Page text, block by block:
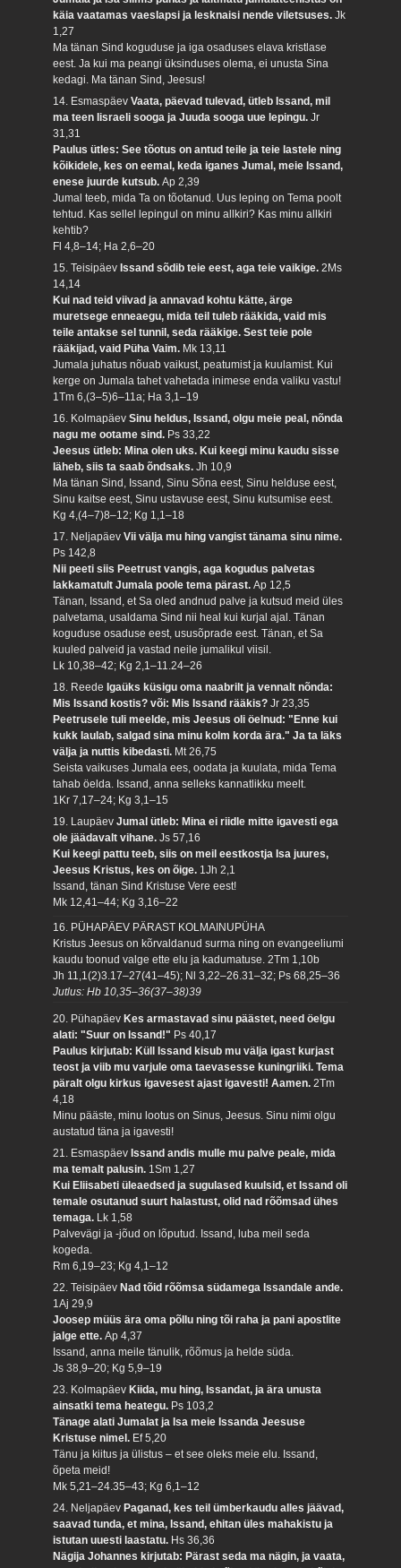
käia vaatamas vaeslapsi ja lesknaisi nende viletsuses.Jk
1,27
Ma tänan Sind koguduse ja iga osaduses elava kristlase
eest. Ja kui ma peangi üksinduses olema, ei unusta Sina
kedagi. Ma tänan Sind, Jeesus!
14. EsmaspäevVaata, päevad tulevad, ütleb Issand, mil
ma teen Iisraeli sooga ja Juuda sooga uue lepingu.Jr
31,31
Paulus ütles: See tõotus on antud teile ja teie lastele ning
kõikidele, kes on eemal, keda iganes Jumal, meie Issand,
enese juurde kutsub.Ap 2,39
Jumal teeb, mida Ta on tõotanud. Uus leping on Tema poolt
tehtud. Kas sellel lepingul on minu allkiri? Kas minu allkiri
kehtib?
Fl 4,8–14; Ha 2,6–20
15. TeisipäevIssand sõdib teie eest, aga teie vaikige.2Ms
14,14
Kui nad teid viivad ja annavad kohtu kätte, ärge
muretsege enneaegu, mida teil tuleb rääkida, vaid mis
teile antakse sel tunnil, seda rääkige. Sest teie pole
rääkijad, vaid Püha Vaim. Mk 13,11
Jumala juhatus nõuab vaikust, peatumist ja kuulamist. Kui
kerge on Jumala tahet vahetada inimese enda valiku vastu!
1Tm 6,(3–5)6–11a; Ha 3,1–19
16. KolmapäevSinu heldus, Issand, olgu meie peal, nõnda
nagu me ootame sind. Ps 33,22
Jeesus ütleb: Mina olen uks. Kui keegi minu kaudu sisse
läheb, siis ta saab õndsaks.Jh 10,9
Ma tänan Sind, Issand, Sinu Sõna eest, Sinu helduse eest,
Sinu kaitse eest, Sinu ustavuse eest, Sinu kutsumise eest.
Kg 4,(4–7)8–12; Kg 1,1–18
17. NeljapäevVii välja mu hing vangist tänama sinu nime.
Ps 142,8
Nii peeti siis Peetrust vangis, aga kogudus palvetas
lakkamatult Jumala poole tema pärast.Ap 12,5
Tänan, Issand, et Sa oled andnud palve ja kutsud meid üles
palvetama, usaldama Sind nii heal kui kurjal ajal. Tänan
koguduse osaduse eest, ususõprade eest. Tänan, et Sa
kuuled palveid ja vastad neile jumalikul viisil.
Lk 10,38–42; Kg 2,1–11.24–26
18. ReedeIgaüks küsigu oma naabrilt ja vennalt nõnda:
Mis Issand kostis? või: Mis Issand rääkis?Jr 23,35
Peetrusele tuli meelde, mis Jeesus oli öelnud: "Enne kui
kukk laulab, salgad sina minu kolm korda ära." Ja ta läks
välja ja nuttis kibedasti. Mt 26,75
Seista vaikuses Jumala ees, oodata ja kuulata, mida Tema
tahab öelda. Issand, anna selleks kannatlikku meelt.
1Kr 7,17–24; Kg 3,1–15
19. LaupäevJumal ütleb: Mina ei riidle mitte igavesti ega
ole jäädavalt vihane.Js 57,16
Kui keegi pattu teeb, siis on meil eestkostja Isa juures,
Jeesus Kristus, kes on õige. 1Jh 2,1
Issand, tänan Sind Kristuse Vere eest!
Mk 12,41–44; Kg 3,16–22
16. PÜHAPÄEV PÄRAST KOLMAINUPÜHA
Kristus Jeesus on kõrvaldanud surma ning on evangeeliumi
kaudu toonud valge ette elu ja kadumatuse.2Tm 1,10b
Jh 11,1(2)3.17–27(41–45); Nl 3,22–26.31–32; Ps 68,25–36
Jutlus: Hb 10,35–36(37–38)39
20. Pühapäev Kes armastavad sinu päästet, need öelgu
alati: "Suur on Issand!" Ps 40,17
Paulus kirjutab: Küll Issand kisub mu välja igast kurjast
teost ja viib mu varjule oma taevasesse kuningriiki. Tema
päralt olgu kirkus igavesest ajast igavesti! Aamen.2Tm
4,18
Minu pääste, minu lootus on Sinus, Jeesus. Sinu nimi olgu
austatud täna ja igavesti!
21. Esmaspäev Issand andis mulle mu palve peale, mida
ma temalt palusin. 1Sm 1,27
Kui Eliisabeti üleaedsed ja sugulased kuulsid, et Issand oli
temale osutanud suurt halastust, olid nad rõõmsad ühes
temaga. Lk 1,58
Palvevägi ja -jõud on lõputud. Issand, luba meil seda
kogeda.
Rm 6,19–23; Kg 4,1–12
22. Teisipäev Nad tõid rõõmsa südamega Issandale ande.
1Aj 29,9
Joosep müüs ära oma põllu ning tõi raha ja pani apostlite
jalge ette.Ap 4,37
Issand, anna meile tänulik, rõõmus ja helde süda.
Js 38,9–20; Kg 5,9–19
23. Kolmapäev Kiida, mu hing, Issandat, ja ära unusta
ainsatki tema heategu. Ps 103,2
Tänage alati Jumalat ja Isa meie Issanda Jeesuse
Kristuse nimel. Ef 5,20
Tänu ja kiitus ja ülistus – et see oleks meie elu. Issand,
õpeta meid!
Mk 5,21–24.35–43; Kg 6,1–12
24. Neljapäev Paganad, kes teil ümberkaudu alles jäävad,
saavad tunda, et mina, Issand, ehitan üles mahakistu ja
istutan uuesti laastatu. Hs 36,36
Nägija Johannes kirjutab: Pärast seda ma nägin, ja vaata,